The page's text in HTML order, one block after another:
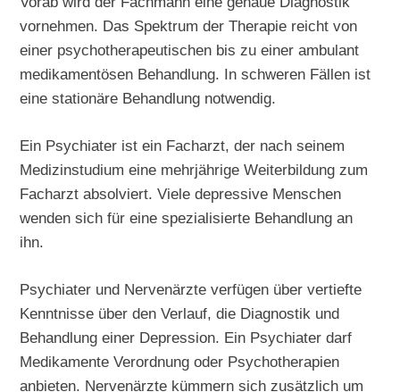
vornehmen. Das Spektrum der Therapie reicht von
einer psychotherapeutischen bis zu einer ambulant
medikamentösen Behandlung. In schweren Fällen ist
eine stationäre Behandlung notwendig.
Ein Psychiater ist ein Facharzt, der nach seinem
Medizinstudium eine mehrjährige Weiterbildung zum
Facharzt absolviert. Viele depressive Menschen
wenden sich für eine spezialisierte Behandlung an
ihn.
Psychiater und Nervenärzte verfügen über vertiefte
Kenntnisse über den Verlauf, die Diagnostik und
Behandlung einer Depression. Ein Psychiater darf
Medikamente Verordnung oder Psychotherapien
anbieten. Nervenärzte kümmern sich zusätzlich um